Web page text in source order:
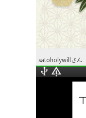
satoholywillさん